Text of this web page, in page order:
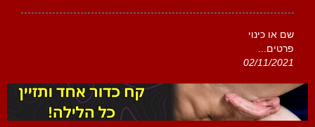
שם או כינוי
פרטים...
02/11/2021